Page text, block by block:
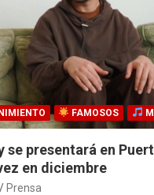
FAMOSOS
se presentará en
en diciembre
Prensa